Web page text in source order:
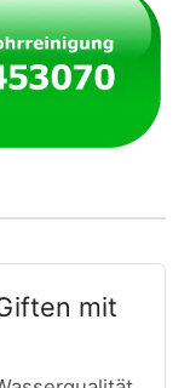
mit